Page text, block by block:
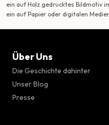
ein auf Holz gedrucktes Bildmotiv
ein auf Papier oder digitalen
Über Uns
Die Geschichte dahinter
Unser Blog
Presse